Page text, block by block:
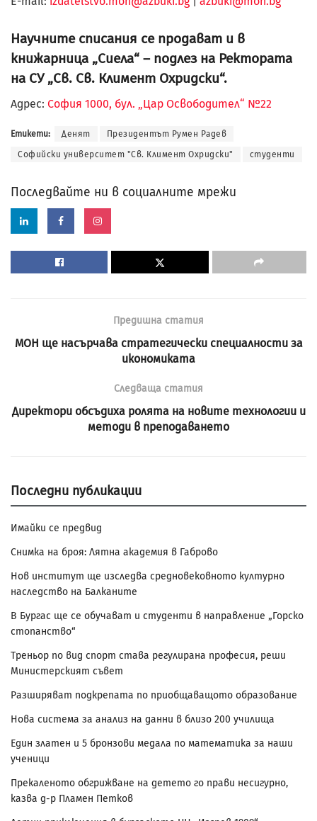
Научните списания се продават и в
книжарница „Сиела“ – подлез на Ректората
на СУ „Св. Св. Климент Охридски“.
Адрес: София 1000, бул. „Цар Освободител“ №22
Етикети: Денят Президентът Румен Радев
Софийски университет "Св. Климент Охридски" студенти
Последвайте ни в социалните мрежи
Предишна статия
МОН ще насърчава стратегически специалности за
икономиката
Следваща статия
Директори обсъдиха ролята на новите технологии и
методи в преподаването
Последни публикации
Имайки се предвид
Снимка на броя: Лятна академия в Габрово
Нов институт ще изследва средновековното културно
наследство на Балканите
В Бургас ще се обучават и студенти в направление „Горско
стопанство“
Треньор по вид спорт става регулирана професия, реши
Министерският съвет
Разширяват подкрепата по приобщаващото образование
Нова система за анализ на данни в близо 200 училища
Един златен и 5 бронзови медала по математика за наши
ученици
Прекаленото обгрижване на детето го прави несигурно,
казва д-р Пламен Петков